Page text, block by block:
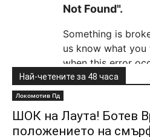
Най-четените за 48 часа
Локомотив Пд
ШОК на Лаута! Ботев
положението на